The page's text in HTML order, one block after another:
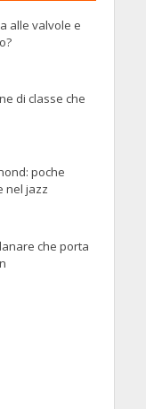
alle valvole e
di classe che
poche
nel jazz
che porta